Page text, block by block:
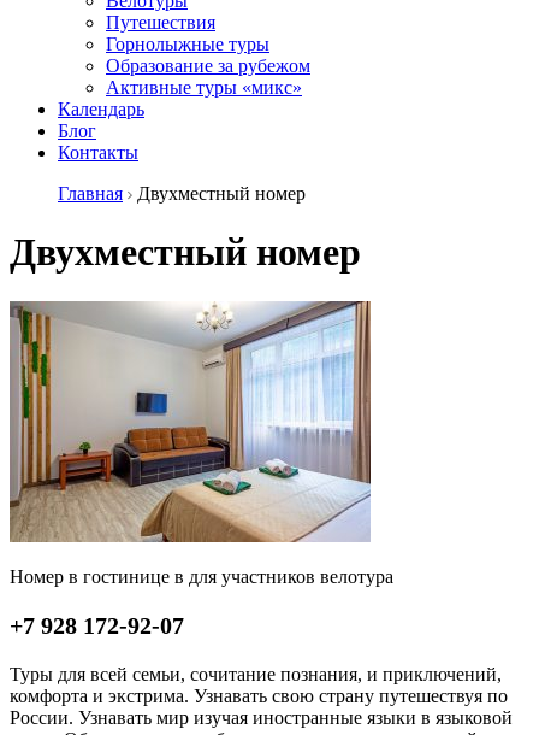
Путешествия
Горнолыжные туры
Образование за рубежом
Активные туры «микс»
Календарь
Блог
Контакты
Главная
Двухместный номер
Двухместный номер
Номер в гостинице в для участников велотура
+7 928 172-92-07
Туры для всей семьи, сочитание познания, и приключений,
комфорта и экстрима. Узнавать свою страну путешествуя по
России. Узнавать мир изучая иностранные языки в языковой